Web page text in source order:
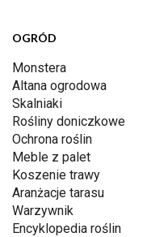
OGRÓD
Monstera
Altana ogrodowa
Skalniaki
Rośliny doniczkowe
Ochrona roślin
Meble z palet
Koszenie trawy
Aranżacje tarasu
Warzywnik
Encyklopedia roślin